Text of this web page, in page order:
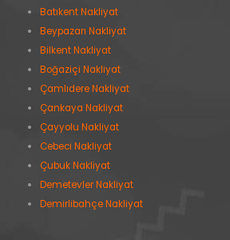
Batıkent Nakliyat
Beypazarı Nakliyat
Bilkent Nakliyat
Boğaziçi Nakliyat
Çamlıdere Nakliyat
Çankaya Nakliyat
Çayyolu Nakliyat
Cebeci Nakliyat
Çubuk Nakliyat
Demetevler Nakliyat
Demirlibahçe Nakliyat